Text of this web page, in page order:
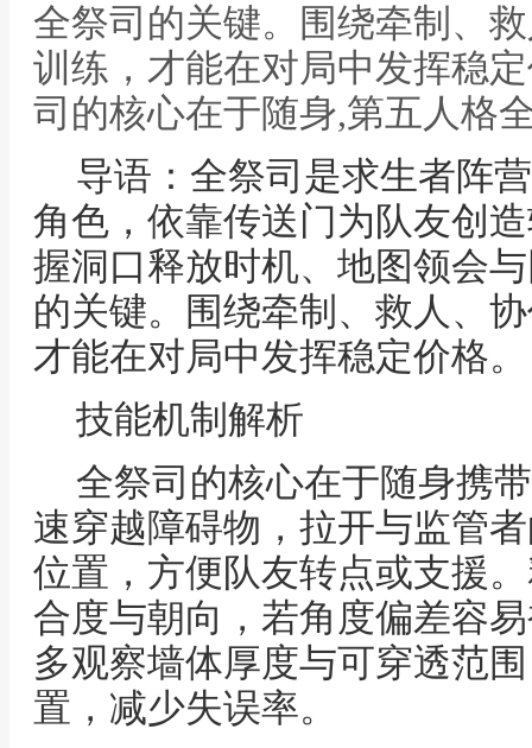
全祭司的关键。围绕牵制、
训练，才能在对局中发挥稳
司的核心在于随身,第五人格
导语：全祭司是求生者阵
角色，依靠传送门为队友创
握洞口释放时机、地图领会
的关键。围绕牵制、救人、
才能在对局中发挥稳定价格。
技能机制解析
全祭司的核心在于随身携
速穿越障碍物，拉开与监管
位置，方便队友转点或支援
合度与朝向，若角度偏差容
多观察墙体厚度与可穿透范
置，减少失误率。